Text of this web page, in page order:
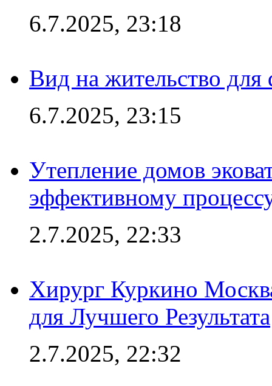
6.7.2025, 23:18
Вид на жительство
6.7.2025, 23:15
Утепление домов
эффективному
2.7.2025, 22:33
Хирург Куркино
для Лучшего Результата
2.7.2025, 22:32